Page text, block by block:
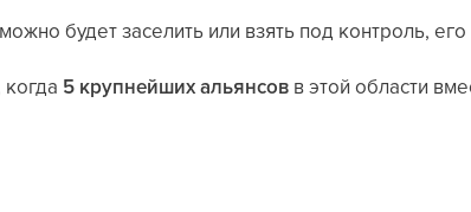
можно будет заселить или взять под контроль,
5 крупнейших альянсов в этой области